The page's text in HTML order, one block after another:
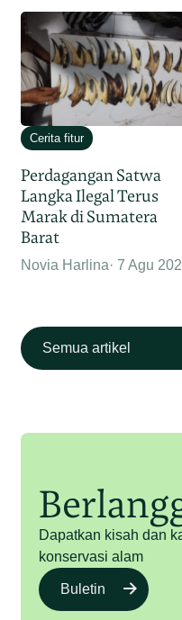
Cerita fitur
Perdagangan Satwa
Langka Ilegal Terus
Marak di Sumatera
Barat
Novia Harlina 7 Agu
Semua artikel
Dapatkan kisah dan
konservasi alam
Buletin